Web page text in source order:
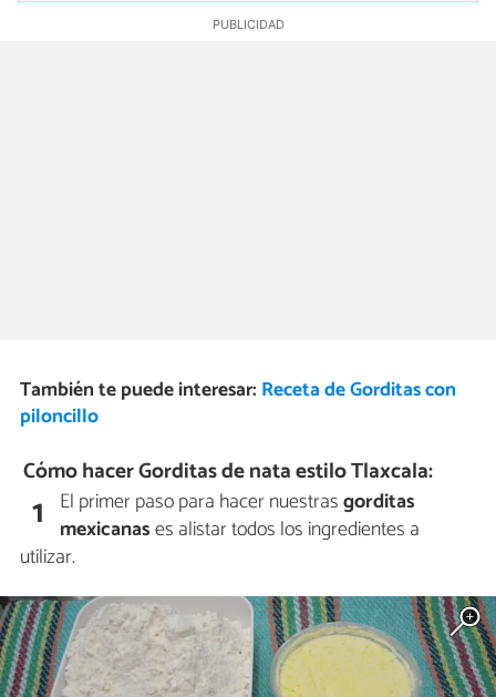
También te puede interesar: Receta de Gorditas con
piloncillo
Cómo hacer Gorditas de nata estilo Tlaxcala:
1 El primer paso para hacer nuestrasgorditas
mexicanases alistar todos los ingredientes a
utilizar.